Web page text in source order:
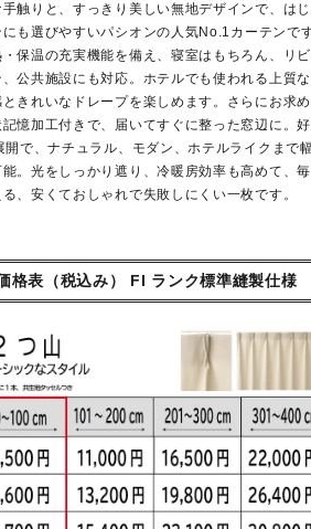
触りと、すっきり美しい無地デザインで、は
も選びやすいパシオンの人気No.1カーテンで
保温の充実機能を備え、寝室はもちろん、リ
公共施設にも対応。ホテルでも使われる上質
きれいなドレープを楽しめます。さらにお求
憶加工付きで、届いてすぐに整った窓辺に。
で、ナチュラル、モダン、ホテルライクまで
。光をしっかり遮り、冷暖房効率も高めて、
、安くておしゃれで失敗しにくい一枚です。
格表（税込み） FI ランク標準縫製仕様